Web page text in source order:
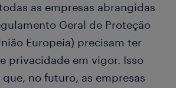
as empresas abrangidas
Geral de Proteção
Europeia) precisam ter
privacidade em vigor. Isso
que, no futuro, as empresas